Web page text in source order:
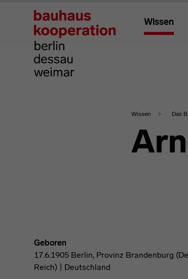
Wissen
Wissen Das
Geboren
17.6.1905 Berlin, Provinz Brandenburg
Reich) | Deutschland